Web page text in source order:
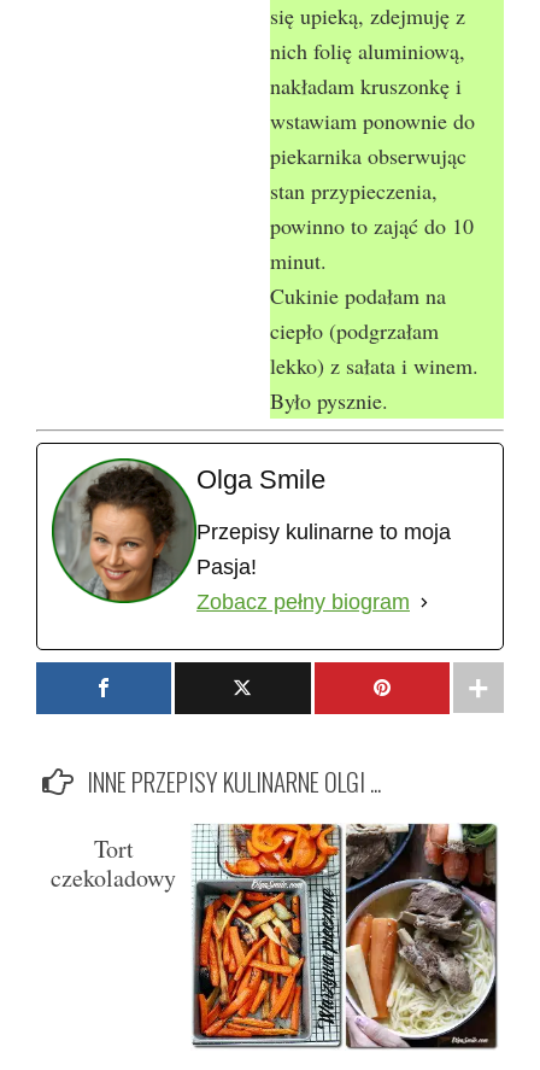
się upieką, zdejmuję z
nich folię aluminiową,
nakładam kruszonkę i
wstawiam ponownie do
piekarnika obserwując
stan przypieczenia,
powinno to zająć do 10
minut.
Cukinie podałam na
ciepło (podgrzałam
lekko) z sałata i winem.
Było pysznie.
Olga Smile
Przepisy kulinarne to moja
Pasja!
Zobacz pełny biogram
INNE PRZEPISY KULINARNE OLGI ...
Tort
czekoladowy